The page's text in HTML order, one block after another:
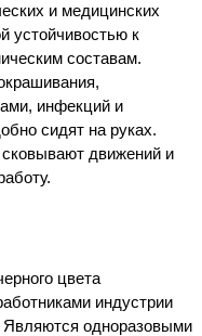
и медицинских
устойчивостью к
составам.
инфекций и
сидят на руках.
движений и
цвета
индустрии
Являются одноразовыми